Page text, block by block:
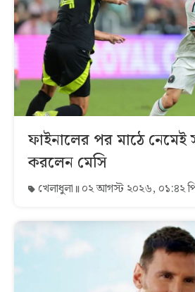
ফাইনালের পর মাঠে
করলেন মেসি
খেলাধুলা ০২ আগস্ট ২০২৬, ০১:৪২